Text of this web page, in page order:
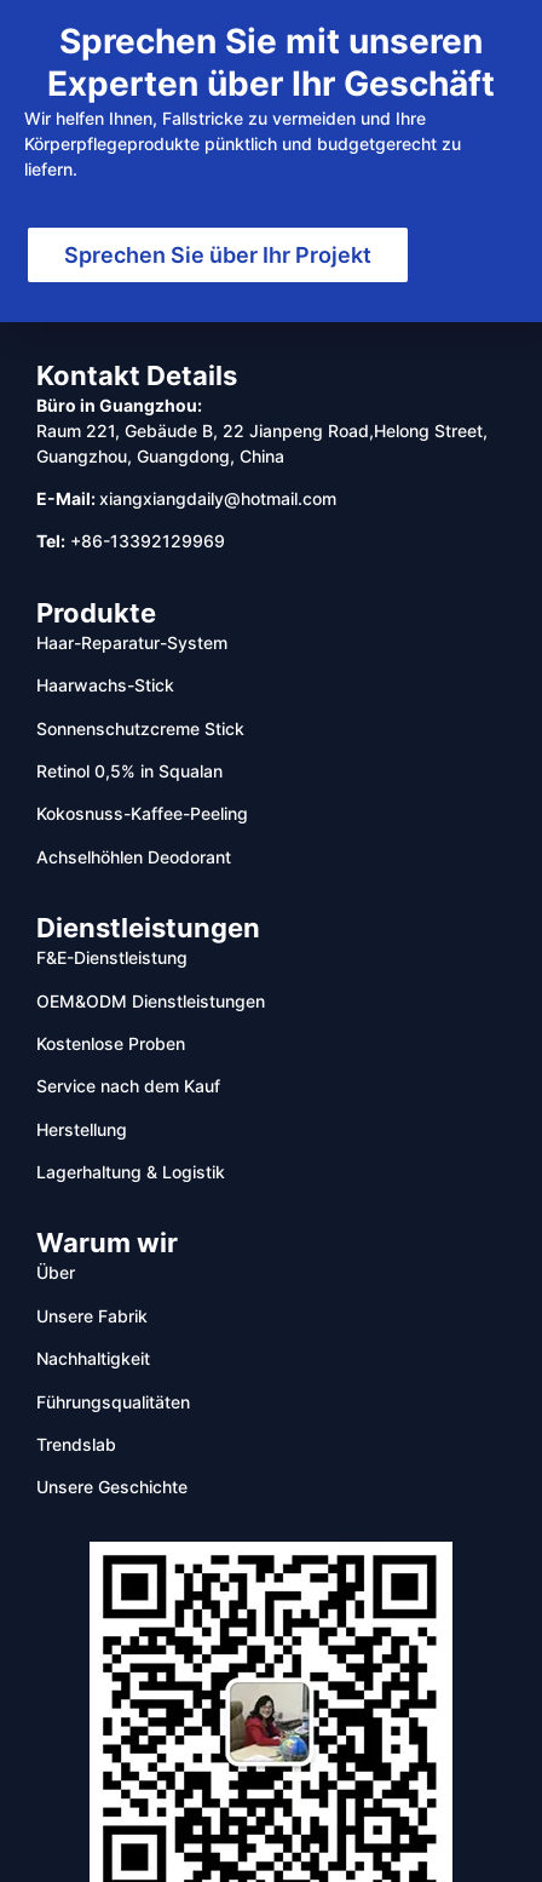
Sprechen Sie mit unseren
Experten über Ihr Geschäft
Wir helfen Ihnen, Fallstricke zu vermeiden und Ihre
Körperpflegeprodukte pünktlich und budgetgerecht zu
liefern.
Sprechen Sie über Ihr Projekt
Kontakt Details
Büro in Guangzhou:
Raum 221, Gebäude B, 22 Jianpeng Road,Helong Street,
Guangzhou, Guangdong, China
E-Mail:xiangxiangdaily@hotmail.com
Tel: +86-13392129969
Produkte
Haar-Reparatur-System
Haarwachs-Stick
Sonnenschutzcreme Stick
Retinol 0,5% in Squalan
Kokosnuss-Kaffee-Peeling
Achselhöhlen Deodorant
Dienstleistungen
F&E-Dienstleistung
OEM&ODM Dienstleistungen
Kostenlose Proben
Service nach dem Kauf
Herstellung
Lagerhaltung & Logistik
Warum wir
Über
Unsere Fabrik
Nachhaltigkeit
Führungsqualitäten
Trendslab
Unsere Geschichte